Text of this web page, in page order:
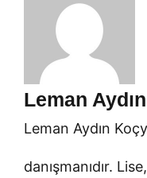
Leman
Leman Aydın
danışmanıdır.